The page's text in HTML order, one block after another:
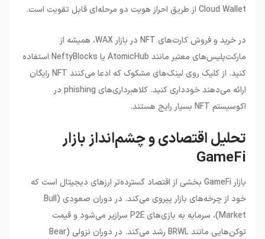
Cloud Wallet از طریق احراز هویت دو مرحله‌ای قابل تقویت است.
در خرید و فروش کارت‌های NFT در بازار WAX، همیشه از
مارکت‌پلیس‌های معتبر مانند AtomicHub یا NeftyBlocks استفاده
کنید. از کلیک روی لینک‌های مشکوک که ادعا می‌کنند NFT رایگان
ارائه می‌دهند خودداری کنید. کلاهبرداری‌های phishing در
اکوسیستم NFT بسیار رایج هستند.
تحلیل اقتصادی و چشم‌انداز بازار
GameFi
بازار GameFi بخشی از اقتصاد گسترده‌تر ارزهای دیجیتال است که
خود از چرخه‌های بازار پیروی می‌کند. در دوران صعودی (Bull
Market)، سرمایه به بازی‌های P2E سرازیر می‌شود و قیمت
توکن‌هایی مانند BRWL رشد می‌کند. در دوران نزولی (Bear